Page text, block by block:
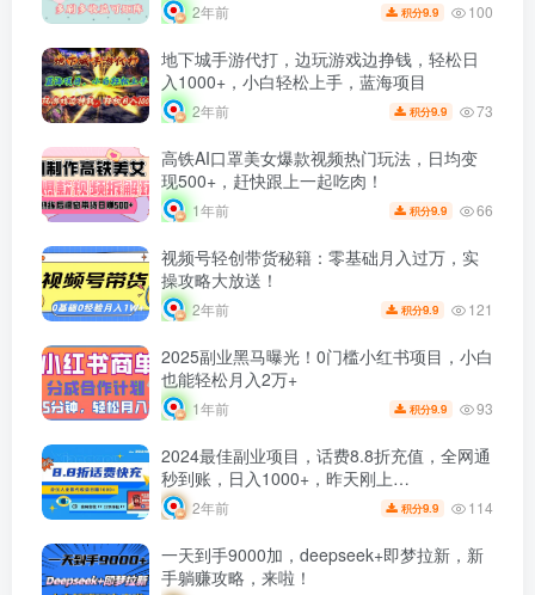
2年前 积分9.9 100
地下城手游代打，边玩游戏边挣钱，轻松日
入1000+，小白轻松上手，蓝海项目
2年前 积分9.9 73
高铁AI口罩美女爆款视频热门玩法，日均变
现500+，赶快跟上一起吃肉！
1年前 积分9.9 66
视频号轻创带货秘籍：零基础月入过万，实
操攻略大放送！
2年前 积分9.9 121
2025副业黑马曝光！0门槛小红书项目，小白
也能轻松月入2万+
1年前 积分9.9 93
2024最佳副业项目，话费8.8折充值，全网通
秒到账，日入1000+，昨天刚上…
2年前 积分9.9 114
一天到手9000加，deepseek+即梦拉新，新
手躺赚攻略，来啦！